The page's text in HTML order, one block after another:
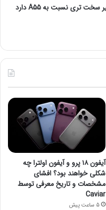
آیفون ۱۸ پرو و آیفون اولترا چه
شکلی خواهند بود؟ افشای
مشخصات و تاریخ معرفی توسط
Caviar
5 ساعت پیش